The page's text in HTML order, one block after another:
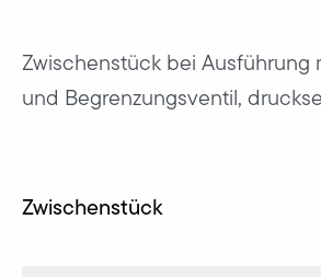
Zwischenstück bei Ausführung
und Begrenzungsventil,
Zwischenstück